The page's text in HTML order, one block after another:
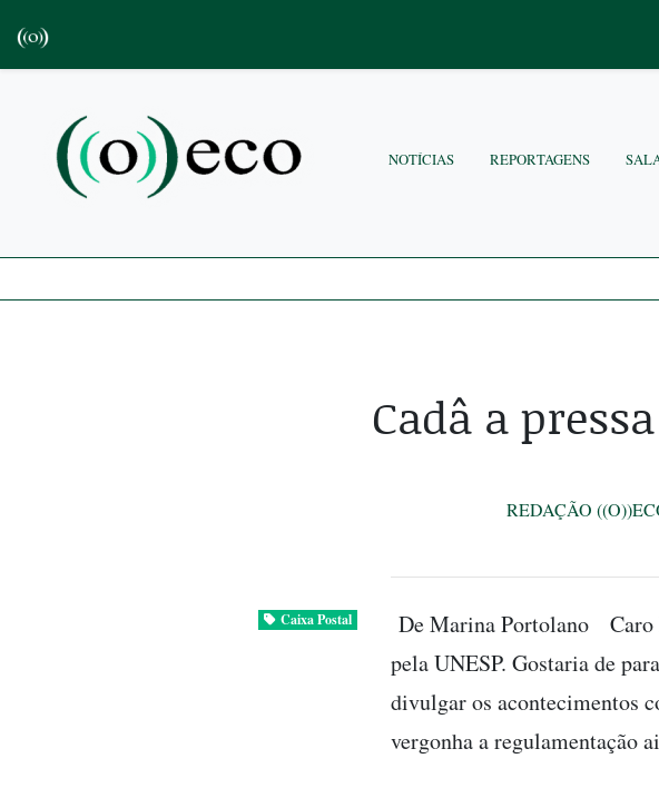
NOTÍCIAS REPORTAGENS
Cadâ a
REDAÇÃO
Caixa Postal
De Marina Portolano Caro
pela UNESP. Gostaria de
divulgar os acontecimentos
vergonha a regulamentação